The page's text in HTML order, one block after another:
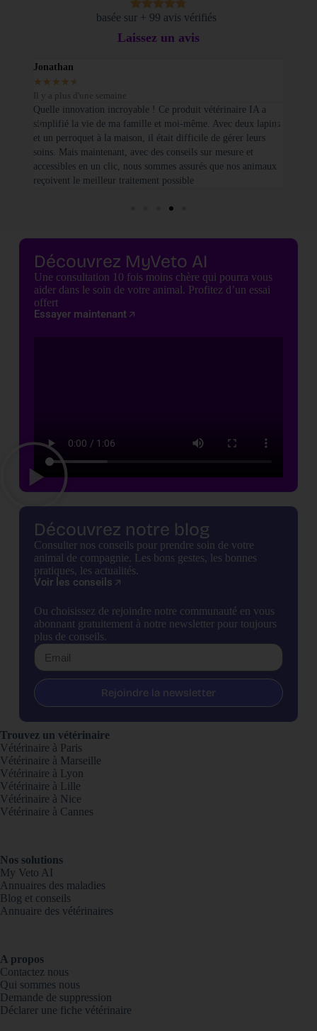
basée sur + 99 avis vérifiés
Laissez un avis
Jonathan
★ ★ ★ ★ ★
Il y a plus d'une semaine
Quelle innovation incroyable ! Ce produit vétérinaire IA a
simplifié la vie de ma famille et moi-même. Avec deux lapins
et un perroquet à la maison, il était difficile de gérer leurs
soins. Mais maintenant, avec des conseils sur mesure et
accessibles en un clic, nous sommes assurés que nos animaux
reçoivent le meilleur traitement possible
Découvrez MyVeto AI
Une consultation 10 fois moins chère qui pourra vous
aider dans le soin de votre animal. Profitez d’un essai
offert
Essayer maintenant
Découvrez notre blog
Consulter nos conseils pour prendre soin de votre
animal de compagnie. Les bons gestes, les bonnes
pratiques, les actualités.
Voir les conseils
Ou choisissez de rejoindre notre communauté en vous
abonnant gratuitement à notre newsletter pour toujours
plus de conseils.
Rejoindre la newsletter
Trouvez un vétérinaire
Vétérinaire à Paris
Vétérinaire à Marseille
Vétérinaire à Lyon
Vétérinaire à Lille
Vétérinaire à Nice
Vétérinaire à Cannes
Nos solutions
My Veto AI
Annuaires des maladies
Blog et conseils
Annuaire des vétérinaires
A propos
Contactez nous
Qui sommes nous
Demande de suppression
Déclarer une fiche vétérinaire